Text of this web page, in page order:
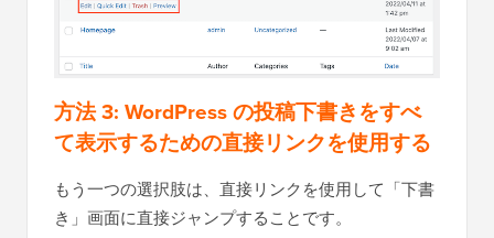
方法 3: WordPress の投稿下書きをすべ
て表示するための直接リンクを使用する
もう一つの選択肢は、直接リンクを使用して「下書
き」画面に直接ジャンプすることです。